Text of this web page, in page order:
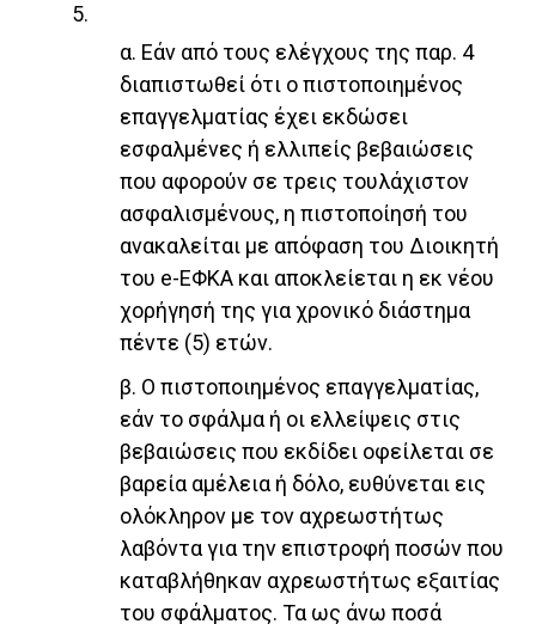
5.
α. Εάν από τους ελέγχους της παρ. 4
διαπιστωθεί ότι ο πιστοποιημένος
επαγγελματίας έχει εκδώσει
εσφαλμένες ή ελλιπείς βεβαιώσεις
που αφορούν σε τρεις τουλάχιστον
ασφαλισμένους, η πιστοποίησή του
ανακαλείται με απόφαση του Διοικητή
του e-ΕΦΚΑ και αποκλείεται η εκ νέου
χορήγησή της για χρονικό διάστημα
πέντε (5) ετών.
β. Ο πιστοποιημένος επαγγελματίας,
εάν το σφάλμα ή οι ελλείψεις στις
βεβαιώσεις που εκδίδει οφείλεται σε
βαρεία αμέλεια ή δόλο, ευθύνεται εις
ολόκληρον με τον αχρεωστήτως
λαβόντα για την επιστροφή ποσών που
καταβλήθηκαν αχρεωστήτως εξαιτίας
του σφάλματος. Τα ως άνω ποσά